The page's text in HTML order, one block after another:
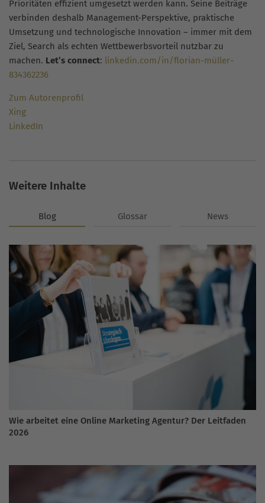
Prioritäten effizient umgesetzt werden kann. Seine Beiträge
verbinden deshalb Management-Perspektive, praktische
Umsetzung und technologische Innovation – immer mit dem
Ziel, Search als echten Wettbewerbsvorteil nutzbar zu
machen. Let’s connect: linkedin.com/in/florian-müller-
834362236
Zum Autorenprofil
Xing
LinkedIn
Weitere Inhalte
Blog Glossar News
Wie arbeitet eine Online Marketing Agentur? Der Leitfaden
2026